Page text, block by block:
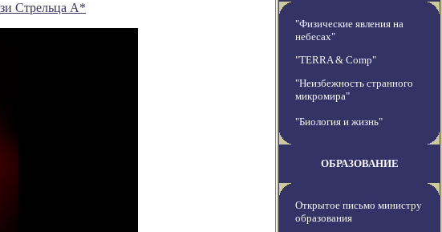
Стрельца А*
"Физические явления на
небесах"
"TERRA & Comp"
"Неизбежность странного
микромира"
"Биология и жизнь"
ОБРАЗОВАНИЕ
Открытое письмо министру
образования